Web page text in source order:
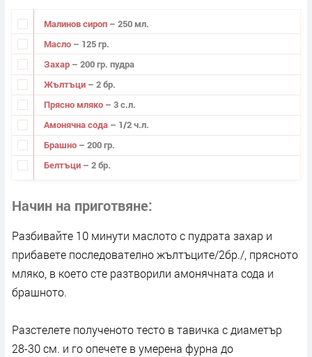
Малинов сироп – 250 мл.
Масло – 125 гр.
Захар – 200 гр. пудра
Жълтъци – 2 бр.
Прясно мляко – 3 с.л.
Амонячна сода – 1/2 ч.л.
Брашно – 200 гр.
Белтъци – 2 бр.
Начин на приготвяне
Разбивайте 10 минути маслото с пудрата захар и
прибавете последователно жълтъците/2бр./, прясното
мляко, в което сте разтворили амонячната сода и
брашното.
Разстелете полученото тесто в тавичка с диаметър
28-30 см. и го опечете в умерена фурна до